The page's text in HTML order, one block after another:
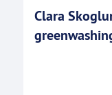
Clara